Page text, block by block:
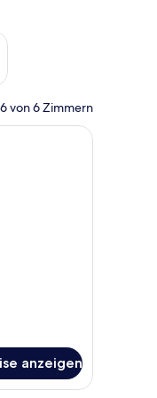
Wochenende, Aug.
von 6 Zimmern
dekoriert
mit zwei Einzelbetten,
anzeigen